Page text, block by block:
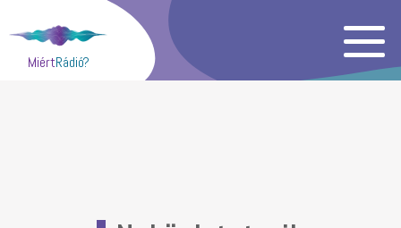
MiértRádió?